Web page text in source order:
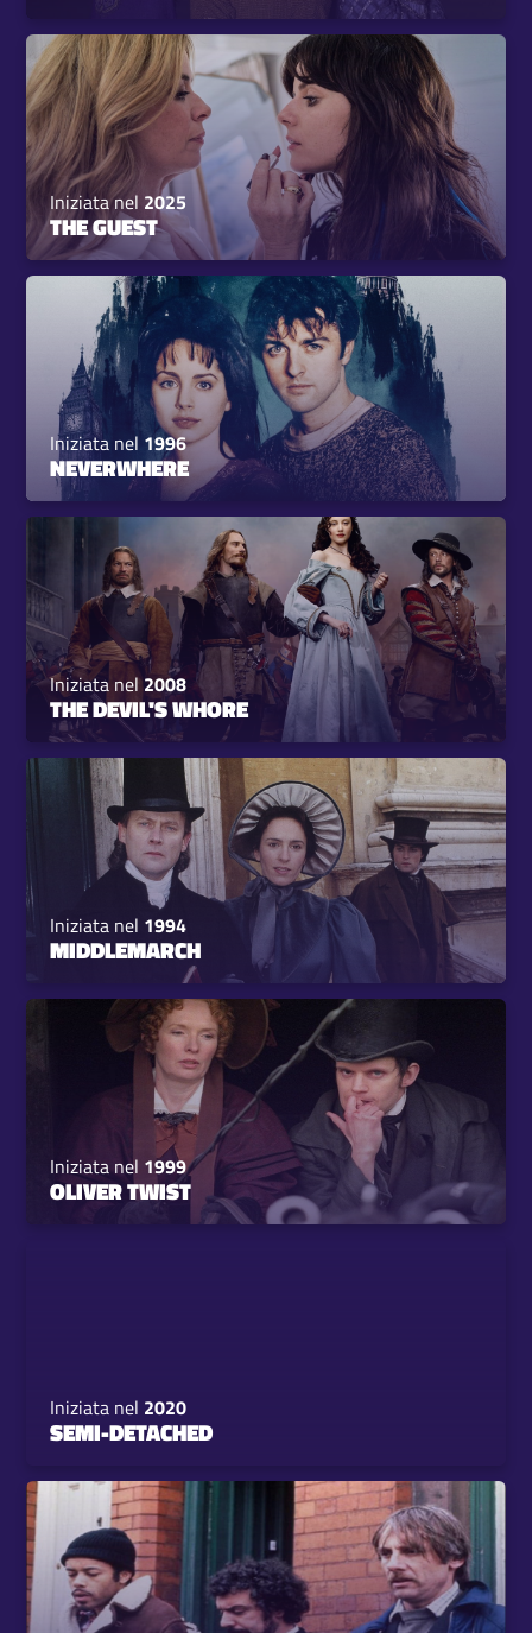
Iniziata nel 2025
THE GUEST
Iniziata nel 1996
NEVERWHERE
Iniziata nel2008
THE DEVIL'S WHORE
Iniziata nel 1994
MIDDLEMARCH
Iniziata nel 1999
OLIVER TWIST
Iniziata nel 2020
SEMI-DETACHED